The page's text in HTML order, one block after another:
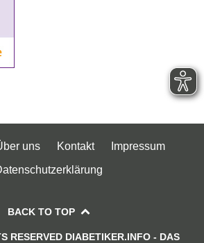
uns Kontakt
Impressum
BACK TO TOP
RESERVED DIABETIKER.INFO - DAS